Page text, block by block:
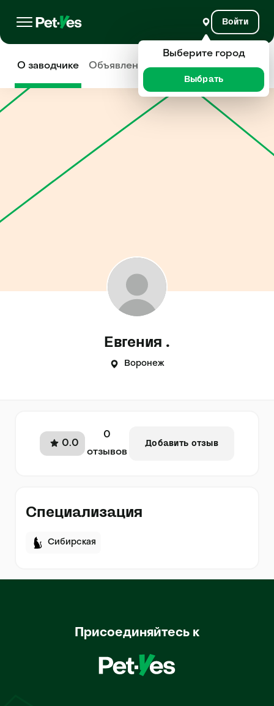
Войти
О заводчике Объявления Отзывы
Евгения .
Воронеж
0.0
0
отзывов
Добавить отзыв
Специализация
Сибирская
Присоединяйтесь к
Выберите город
Выбрать